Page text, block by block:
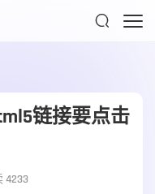

链接要点击
4233